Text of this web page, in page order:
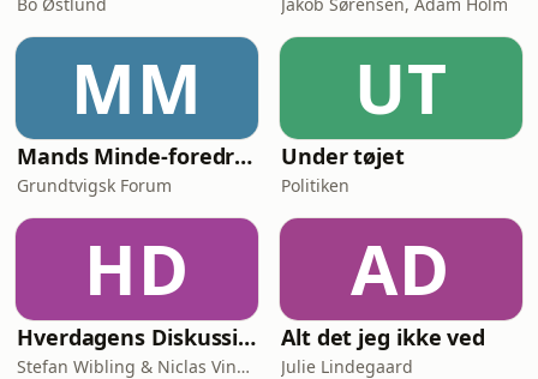
MM
Mands Minde-foredrag
Grundtvigsk Forum
UT
Under tøjet
Politiken
HD
Hverdagens Diskussioner
Stefan Wibling & Niclas Vingaard
AD
Alt det jeg ikke ved
Julie Lindegaard